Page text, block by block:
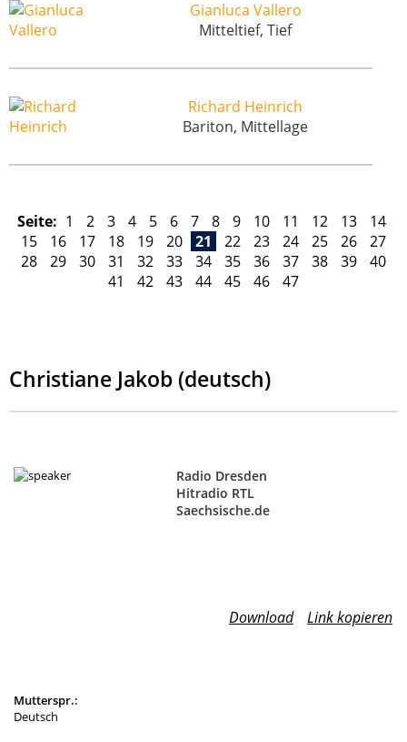
Gianluca Vallero
Mitteltief, Tief
Richard Heinrich
Bariton, Mittellage
Seite: 1 2 3 4 5 6 7 8 9 10 11 12 13
14
15
16 17 18 19 20 21 22 23 24 25 26
27
28
29 30 31 32 33 34 35 36 37 38 39
40
41
42 43 44 45 46 47
Christiane Jakob (deutsch)
Radio Dresden
Hitradio RTL
Saechsische.de
Mutterspr.:
Deutsch
Download Link kopieren